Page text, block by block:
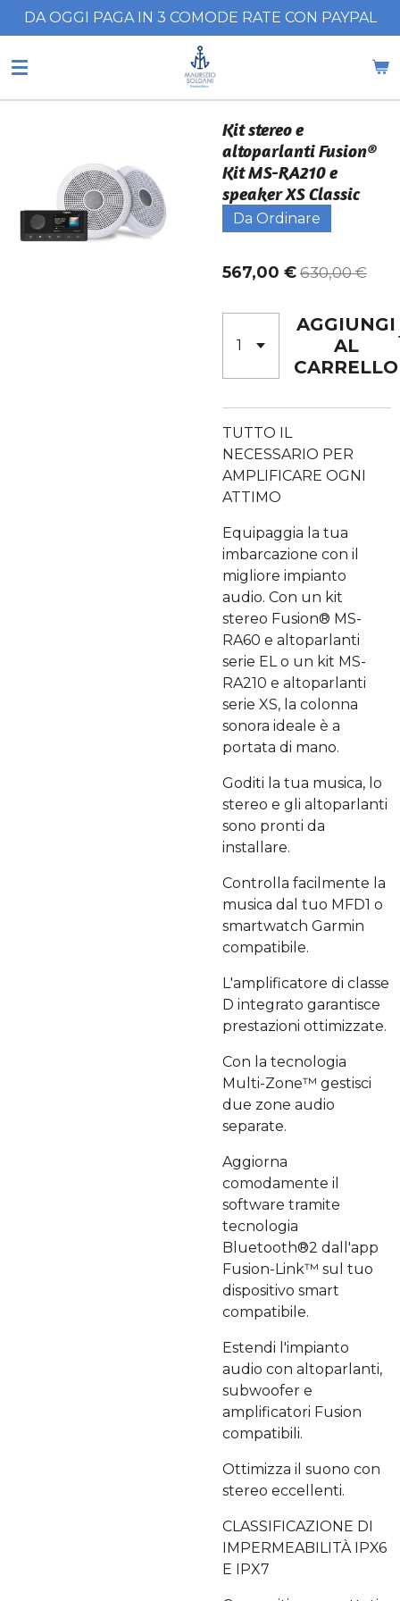
Vai
al
contenuto
DA OGGI PAGA IN 3 COMODE RATE CON PAYPAL
Kit stereo e
altoparlanti Fusion®
Kit MS-RA210 e
speaker XS Classic
Da Ordinare
567,00 € 630,00 €
AGGIUNGI
AL
CARRELLO
TUTTO IL
NECESSARIO PER
AMPLIFICARE OGNI
ATTIMO
Equipaggia la tua
imbarcazione con il
migliore impianto
audio. Con un kit
stereo Fusion® MS-
RA60 e altoparlanti
serie EL o un kit MS-
RA210 e altoparlanti
serie XS, la colonna
sonora ideale è a
portata di mano.
Goditi la tua musica, lo
stereo e gli altoparlanti
sono pronti da
installare.
Controlla facilmente la
musica dal tuo MFD1 o
smartwatch Garmin
compatibile.
L'amplificatore di classe
D integrato garantisce
prestazioni ottimizzate.
Con la tecnologia
Multi-Zone™ gestisci
due zone audio
separate.
Aggiorna
comodamente il
software tramite
tecnologia
Bluetooth®2 dall'app
Fusion-Link™ sul tuo
dispositivo smart
compatibile.
Estendi l'impianto
audio con altoparlanti,
subwoofer e
amplificatori Fusion
compatibili.
Ottimizza il suono con
stereo eccellenti.
CLASSIFICAZIONE DI
IMPERMEABILITÀ IPX6
E IPX7